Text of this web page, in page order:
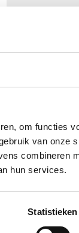
om functies
van onze
combineren
hun services.
Statistieken